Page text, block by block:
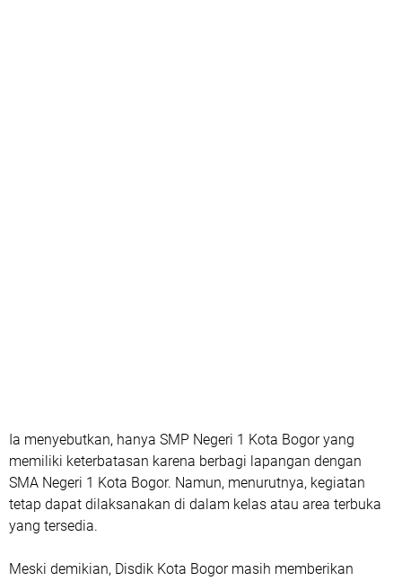
Ia menyebutkan, hanya SMP Negeri 1 Kota Bogoryang
memiliki keterbatasan karena berbagi lapangan dengan
SMA Negeri 1 Kota Bogor. Namun, menurutnya, kegiatan
tetap dapat dilaksanakan di dalam kelas atau area terbuka
yang tersedia.
Meski demikian, Disdik Kota Bogor masih memberikan